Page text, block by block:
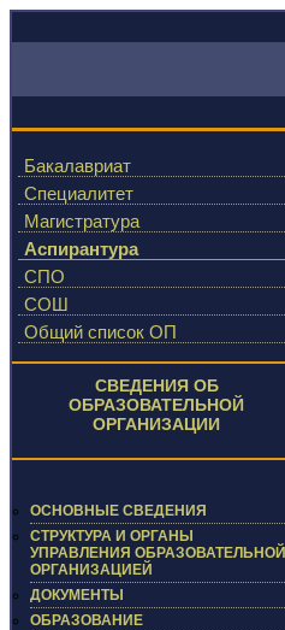
Бакалавриат
Специалитет
Магистратура
Аспирантура
СПО
СОШ
Общий список ОП
СВЕДЕНИЯ ОБ
ОБРАЗОВАТЕЛЬНОЙ
ОРГАНИЗАЦИИ
ОСНОВНЫЕ СВЕДЕНИЯ
СТРУКТУРА И ОРГАНЫ
УПРАВЛЕНИЯ ОБРАЗОВАТЕЛЬНОЙ
ОРГАНИЗАЦИЕЙ
ДОКУМЕНТЫ
ОБРАЗОВАНИЕ